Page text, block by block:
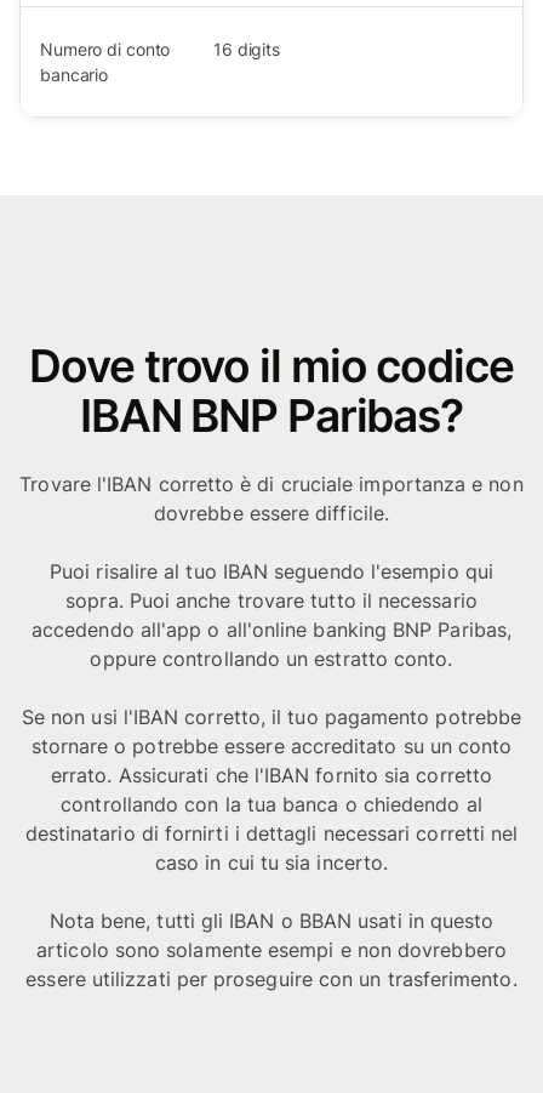
Numero di conto
bancario
16 digits
Dove trovo il mio codice
IBAN BNP Paribas?
Trovare l'IBAN corretto è di cruciale importanza e non
dovrebbe essere difficile.
Puoi risalire al tuo IBAN seguendo l'esempio qui
sopra. Puoi anche trovare tutto il necessario
accedendo all'app o all'online banking BNP Paribas,
oppure controllando un estratto conto.
Se non usi l'IBAN corretto, il tuo pagamento potrebbe
stornare o potrebbe essere accreditato su un conto
errato. Assicurati che l'IBAN fornito sia corretto
controllando con la tua banca o chiedendo al
destinatario di fornirti i dettagli necessari corretti nel
caso in cui tu sia incerto.
Nota bene, tutti gli IBAN o BBAN usati in questo
articolo sono solamente esempi e non dovrebbero
essere utilizzati per proseguire con un trasferimento.